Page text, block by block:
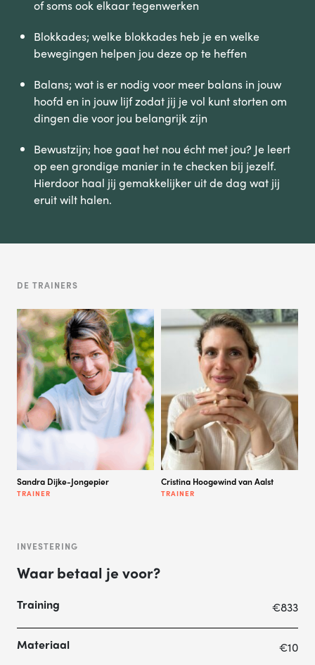
of soms ook elkaar tegenwerken
Blokkades; welke blokkades heb je en welke
bewegingen helpen jou deze op te heffen
Balans; wat is er nodig voor meer balans in jouw
hoofd en in jouw lijf zodat jij je vol kunt storten om
dingen die voor jou belangrijk zijn
Bewustzijn; hoe gaat het nou écht met jou? Je leert
op een grondige manier in te checken bij jezelf.
Hierdoor haal jij gemakkelijker uit de dag wat jij
eruit wilt halen.
DE TRAINERS
Sandra Dijke-Jongepier
TRAINER
Cristina Hoogewind van Aalst
TRAINER
INVESTERING
Waar betaal je voor?
Training €833
Materiaal €10